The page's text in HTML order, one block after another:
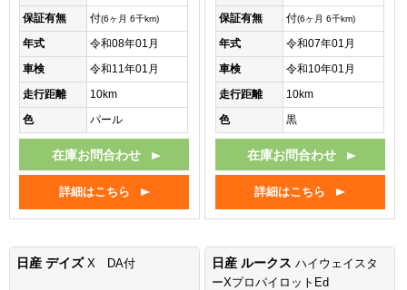
保証有無
付(6ヶ月 6千km)
年式
令和08年01月
車検
令和11年01月
走行距離
10km
色
パール
在庫お問合わせ
詳細はこちら
保証有無
付(6ヶ月 6千km)
年式
令和07年01月
車検
令和10年01月
走行距離
10km
色
黒
在庫お問合わせ
詳細はこちら
日産 デイズ X DA付 日産 ルークスハイウェイスタ
ーXプロパイロットEd